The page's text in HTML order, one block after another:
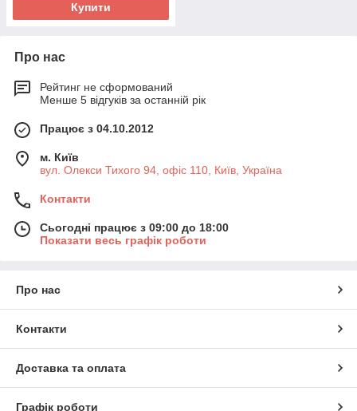
Купити
Про нас
Рейтинг не сформований
Менше 5 відгуків за останній рік
Працює з 04.10.2012
м. Київ
вул. Олекси Тихого 94, офіс 110, Київ, Україна
Контакти
Сьогодні працює з 09:00 до 18:00
Показати весь графік роботи
Про нас
Контакти
Доставка та оплата
Графік роботи